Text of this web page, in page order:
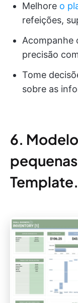
Melhore o
refeições,
Acompanhe
precisão
Tome
sobre as
6.